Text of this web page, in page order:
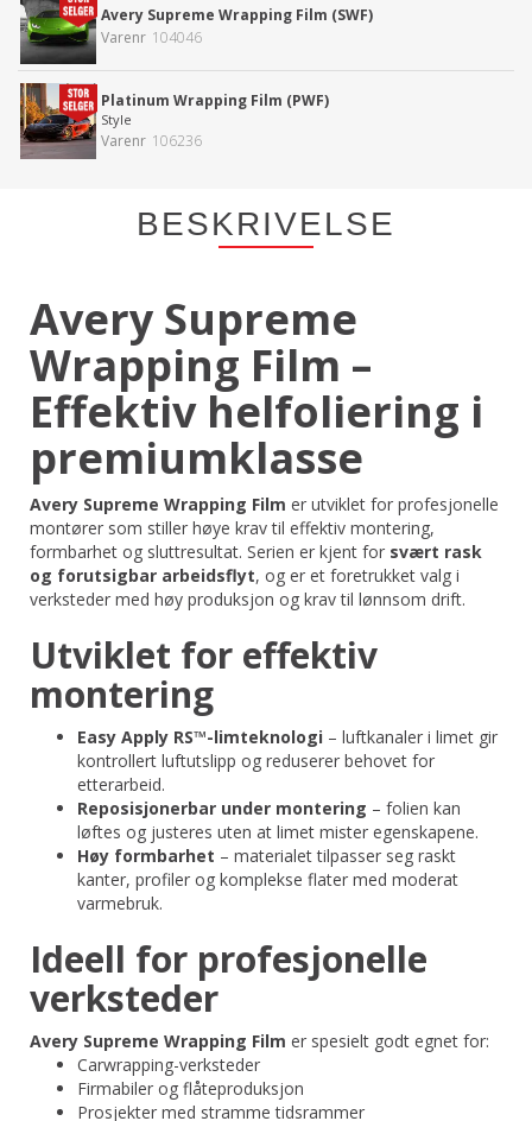
Avery Supreme Wrapping Film (SWF)
Varenr 104046
Platinum Wrapping Film (PWF)
Style
Varenr 106236
BESKRIVELSE
Avery Supreme
Wrapping Film –
Effektiv helfoliering i
premiumklasse
Avery Supreme Wrapping Film er utviklet for profesjonelle
montører som stiller høye krav til effektiv montering,
formbarhet og sluttresultat. Serien er kjent for svært rask
og forutsigbar arbeidsflyt, og er et foretrukket valg i
verksteder med høy produksjon og krav til lønnsom drift.
Utviklet for effektiv
montering
Easy Apply RS™-limteknologi – luftkanaler i limet gir
kontrollert luftutslipp og reduserer behovet for
etterarbeid.
Reposisjonerbar under montering – folien kan
løftes og justeres uten at limet mister egenskapene.
Høy formbarhet – materialet tilpasser seg raskt
kanter, profiler og komplekse flater med moderat
varmebruk.
Ideell for profesjonelle
verksteder
Avery Supreme Wrapping Film er spesielt godt egnet for:
Carwrapping-verksteder
Firmabiler og flåteproduksjon
Prosjekter med stramme tidsrammer